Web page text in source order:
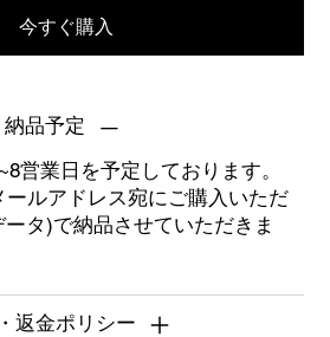
今すぐ購入
納品予定
営業日を予定しております。
ールアドレス宛にご購入いただ
タ)で納品させていただきま
返金ポリシー